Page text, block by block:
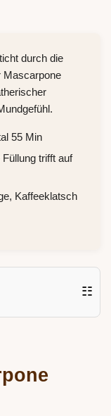
durch die
Mascarpone
55 Min
trifft auf
Kaffeeklatsch
☷